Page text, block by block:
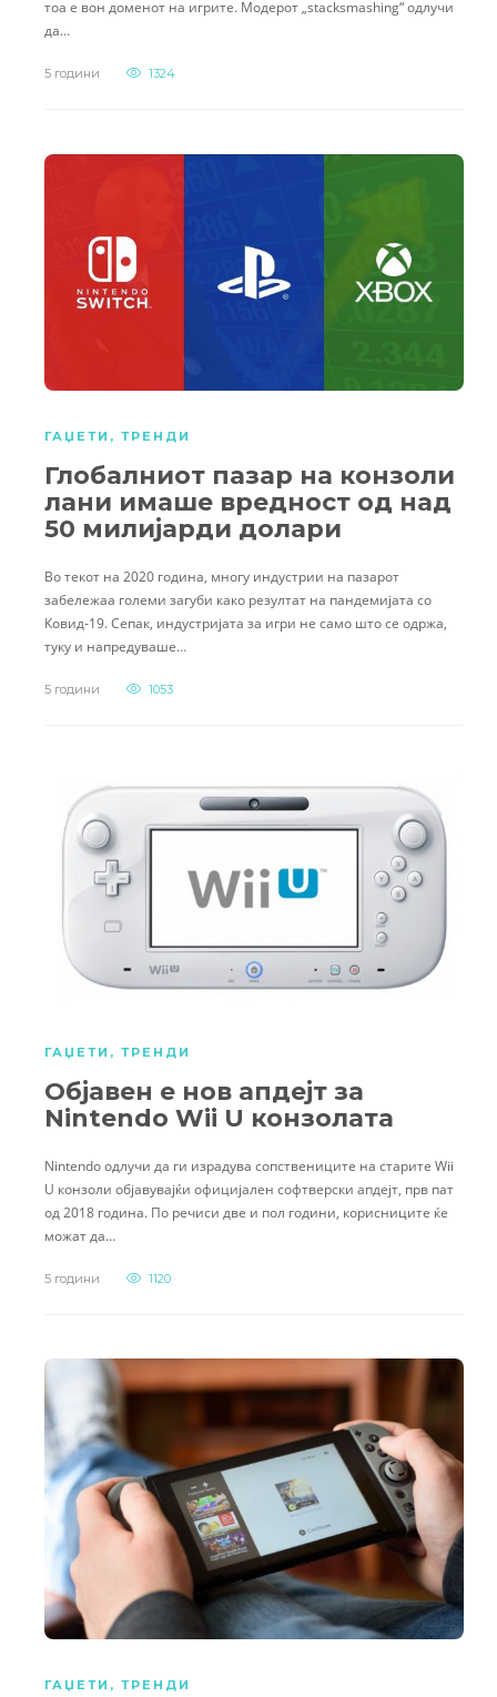
тоа е вон доменот на игрите. Модерот „stacksmashing“ одлучи
да…
5 години 1324
ГАЏЕТИ , ТРЕНДИ
Глобалниот пазар на конзоли
лани имаше вредност од над
50 милијарди долари
Во текот на 2020 година, многу индустрии на пазарот
забележаа големи загуби како резултат на пандемијата со
Ковид-19. Сепак, индустријата за игри не само што се одржа,
туку и напредуваше…
5 години 1053
ГАЏЕТИ , ТРЕНДИ
Објавен е нов апдејт за
Nintendo Wii U конзолата
Nintendo одлучи да ги израдува сопствениците на старите Wii
U конзоли објавувајќи официјален софтверски апдејт, прв пат
од 2018 година. По речиси две и пол години, корисниците ќе
можат да…
5 години 1120
ГАЏЕТИ , ТРЕНДИ